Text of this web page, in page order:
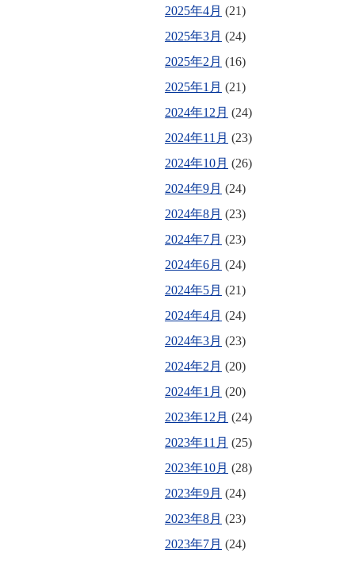
2025年4月 (21)
2025年3月 (24)
2025年2月 (16)
2025年1月 (21)
2024年12月 (24)
2024年11月 (23)
2024年10月 (26)
2024年9月 (24)
2024年8月 (23)
2024年7月 (23)
2024年6月 (24)
2024年5月 (21)
2024年4月 (24)
2024年3月 (23)
2024年2月 (20)
2024年1月 (20)
2023年12月 (24)
2023年11月 (25)
2023年10月 (28)
2023年9月 (24)
2023年8月 (23)
2023年7月 (24)